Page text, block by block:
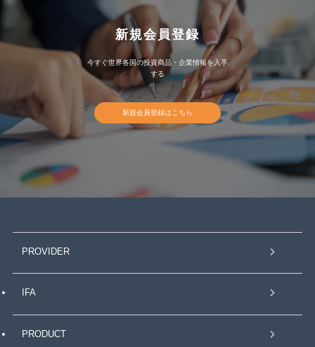
新規会員登録
今すぐ世界各国の投資商品・企業情報を入手
する
新規会員登録はこちら
PROVIDER
IFA
PRODUCT